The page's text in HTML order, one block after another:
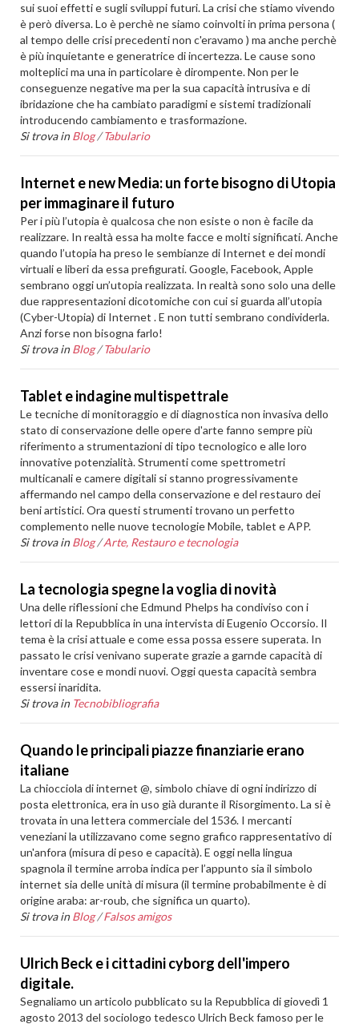
sui suoi effetti e sugli sviluppi futuri. La crisi che stiamo vivendo
è però diversa. Lo è perchè ne siamo coinvolti in prima persona (
al tempo delle crisi precedenti non c'eravamo ) ma anche perchè
è più inquietante e generatrice di incertezza. Le cause sono
molteplici ma una in particolare è dirompente. Non per le
conseguenze negative ma per la sua capacità intrusiva e di
ibridazione che ha cambiato paradigmi e sistemi tradizionali
introducendo cambiamento e trasformazione.
Si trova in Blog /Tabulario
Internet e new Media: un forte bisogno di Utopia
per immaginare il futuro
Per i più l’utopia è qualcosa che non esiste o non è facile da
realizzare. In realtà essa ha molte facce e molti significati. Anche
quando l’utopia ha preso le sembianze di Internet e dei mondi
virtuali e liberi da essa prefigurati. Google, Facebook, Apple
sembrano oggi un’utopia realizzata. In realtà sono solo una delle
due rappresentazioni dicotomiche con cui si guarda all’utopia
(Cyber-Utopia) di Internet . E non tutti sembrano condividerla.
Anzi forse non bisogna farlo!
Si trova in Blog /Tabulario
Tablet e indagine multispettrale
Le tecniche di monitoraggio e di diagnostica non invasiva dello
stato di conservazione delle opere d'arte fanno sempre più
riferimento a strumentazioni di tipo tecnologico e alle loro
innovative potenzialità. Strumenti come spettrometri
multicanali e camere digitali si stanno progressivamente
affermando nel campo della conservazione e del restauro dei
beni artistici. Ora questi strumenti trovano un perfetto
complemento nelle nuove tecnologie Mobile, tablet e APP.
Si trova in Blog /Arte, Restauro e tecnologia
La tecnologia spegne la voglia di novità
Una delle riflessioni che Edmund Phelps ha condiviso con i
lettori di la Repubblica in una intervista di Eugenio Occorsio. Il
tema è la crisi attuale e come essa possa essere superata. In
passato le crisi venivano superate grazie a garnde capacità di
inventare cose e mondi nuovi. Oggi questa capacità sembra
essersi inaridita.
Si trova in Tecnobibliografia
Quando le principali piazze finanziarie erano
italiane
La chiocciola di internet @, simbolo chiave di ogni indirizzo di
posta elettronica, era in uso già durante il Risorgimento. La si è
trovata in una lettera commerciale del 1536. I mercanti
veneziani la utilizzavano come segno grafico rappresentativo di
un'anfora (misura di peso e capacità). E oggi nella lingua
spagnola il termine arroba indica per l’appunto sia il simbolo
internet sia delle unità di misura (il termine probabilmente è di
origine araba: ar-roub, che significa un quarto).
Si trova in Blog /Falsos amigos
Ulrich Beck e i cittadini cyborg dell'impero
digitale.
Segnaliamo un articolo pubblicato su la Repubblica di giovedì 1
agosto 2013 del sociologo tedesco Ulrich Beck famoso per le